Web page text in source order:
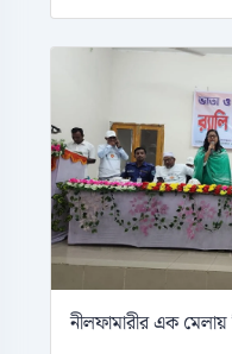
নীলফামারীর এক মেলায়